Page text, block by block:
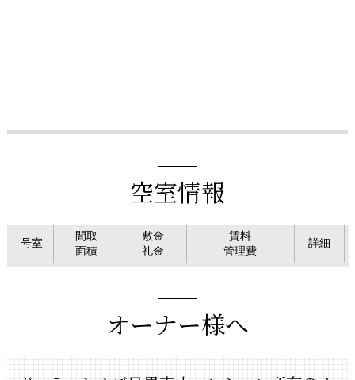
空室情報
号室
間取
面積
敷金
礼金
賃料
管理費
詳細
オーナー様へ